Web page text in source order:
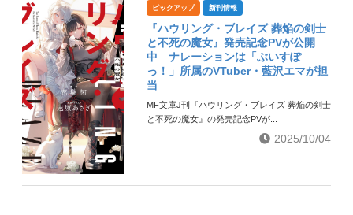
ピックアップ 新刊情報
『ハウリング・ブレイズ 葬焔の剣士
と不死の魔女』発売記念PVが公開
中 ナレーションは「ぶいすぽ
っ！」所属のVTuber・藍沢エマが担
当
MF文庫J刊『ハウリング・ブレイズ 葬焔の剣士
と不死の魔女』の発売記念PVが...
2025/10/04